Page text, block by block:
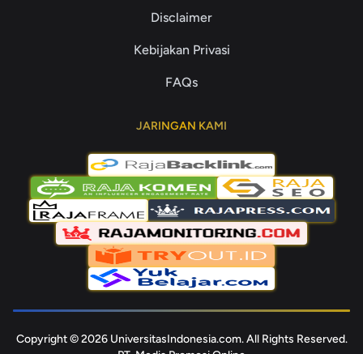
Disclaimer
Kebijakan Privasi
FAQs
JARINGAN KAMI
Copyright © 2026 UniversitasIndonesia.com. All Rights Reserved.